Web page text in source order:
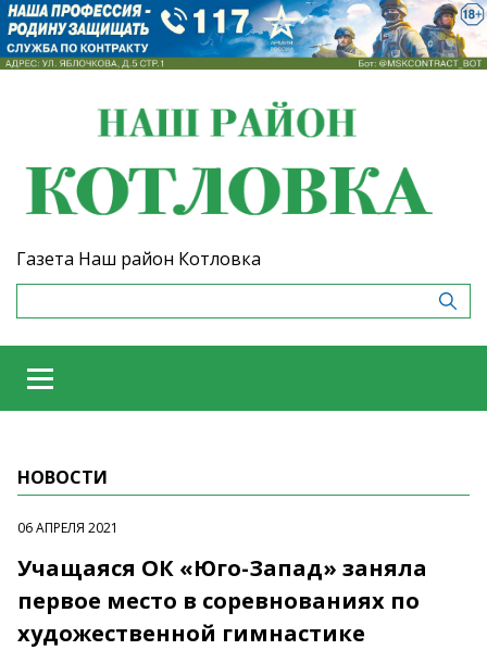
Газета Наш район Котловка
НОВОСТИ
06 АПРЕЛЯ 2021
Учащаяся ОК «Юго-Запад» заняла
первое место в соревнованиях по
художественной гимнастике